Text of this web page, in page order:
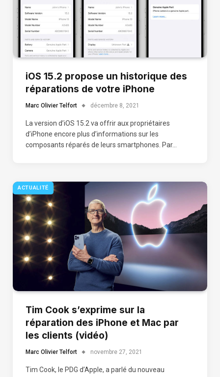
iOS 15.2 propose un historique des
réparations de votre iPhone
Marc Olivier Telfort décembre 8, 2021
La version d’iOS 15.2 va offrir aux propriétaires
d’iPhone encore plus d’informations sur les
composants réparés de leurs smartphones. Par…
ACTUALITÉ
Tim Cook s’exprime sur la
réparation des iPhone et Mac par
les clients (vidéo)
Marc Olivier Telfort novembre 27, 2021
Tim Cook, le PDG d’Apple, a parlé du nouveau